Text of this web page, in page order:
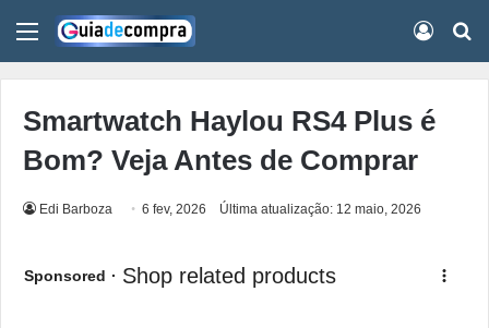
Menu
Smartwatch Haylou RS4 Plus é
Bom? Veja Antes de Comprar
Edi Barboza 6 fev, 2026 Última atualização: 12 maio, 2026